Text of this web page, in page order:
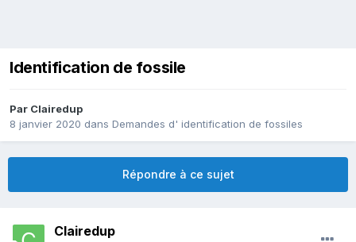
Identification de fossile
Par Clairedup
8 janvier 2020 dans Demandes d' identification de fossiles
Répondre à ce sujet
Clairedup